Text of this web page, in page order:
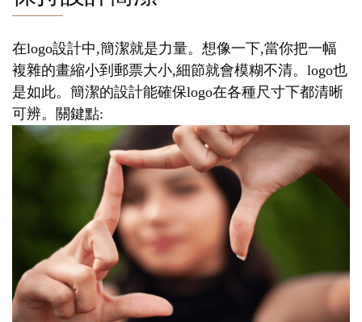
在logo設計中,簡潔就是力量。想像一下,當你把一幅
複雜的畫縮小到郵票大小,細節就會模糊不清。logo也
是如此。簡潔的設計能確保logo在各種尺寸下都清晰
可辨。關鍵點: